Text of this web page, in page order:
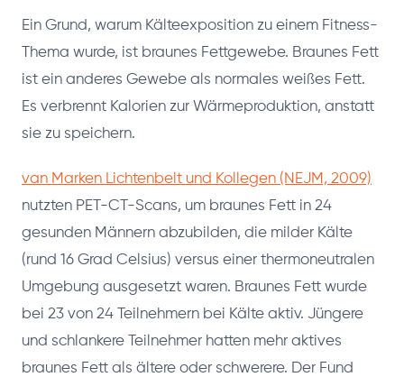
Ein Grund, warum Kälteexposition zu einem Fitness-
Thema wurde, ist braunes Fettgewebe. Braunes Fett
ist ein anderes Gewebe als normales weißes Fett.
Es verbrennt Kalorien zur Wärmeproduktion, anstatt
sie zu speichern.
van Marken Lichtenbelt und Kollegen (NEJM, 2009)
nutzten PET-CT-Scans, um braunes Fett in 24
gesunden Männern abzubilden, die milder Kälte
(rund 16 Grad Celsius) versus einer thermoneutralen
Umgebung ausgesetzt waren. Braunes Fett wurde
bei 23 von 24 Teilnehmern bei Kälte aktiv. Jüngere
und schlankere Teilnehmer hatten mehr aktives
braunes Fett als ältere oder schwerere. Der Fund